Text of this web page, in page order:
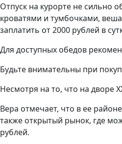
Отпуск на курорте не сильно
кроватями и тумбочками,
заплатить от 2000 рублей в
Для доступных обедов
Будьте внимательны при
Несмотря на то, что на дворе
Вера отмечает, что в ее
также открытый рынок, где
рублей.